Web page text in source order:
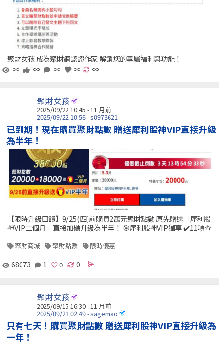
聚財女孩 成為聚財網認證作家 解鎖您的專屬福利與功能！
∞
∞ ∞ ∞ ∞
聚財女孩
2025/09/22 10:45 - 11 月前
2025/09/22 10:56 - s0973621
已到期！現在購買聚財點數 贈送犀利股神VIP直接升級
為半年！
【限時升級回饋】9/25(四)前購買2萬元聚財點數 原先贈送「犀利股
神VIP二個月」直接加碼升級為半年！ 🎯犀利股神VIP獨享 ✔️11項查
聚財商城 聚財點數 限時優惠
68073 1 0
聚財女孩
2025/09/15 16:30 - 11 月前
2025/09/21 02:49 - sagemao
只有七天！購買聚財點數 贈送犀利股神VIP直接升級為
一年！